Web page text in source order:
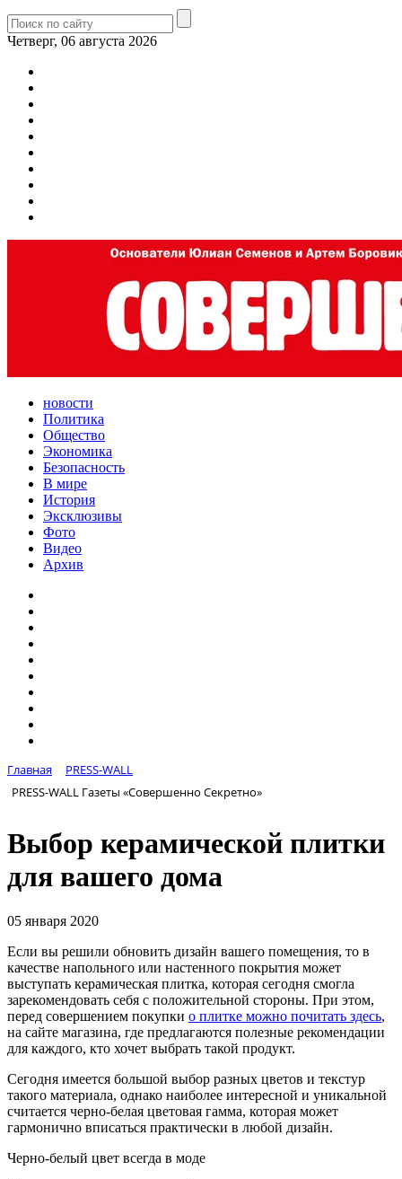
Четверг, 06 августа 2026
новости
Политика
Общество
Экономика
Безопасность
В мире
История
Эксклюзивы
Фото
Видео
Архив
Главная
PRESS-WALL
PRESS-WALL Газеты «Совершенно Секретно»
Выбор керамической плитки
для вашего дома
05 января 2020
Если вы решили обновить дизайн вашего помещения, то в
качестве напольного или настенного покрытия может
выступать керамическая плитка, которая сегодня смогла
зарекомендовать себя с положительной стороны. При этом,
перед совершением покупки о плитке можно почитать здесь,
на сайте магазина, где предлагаются полезные рекомендации
для каждого, кто хочет выбрать такой продукт.
Сегодня имеется большой выбор разных цветов и текстур
такого материала, однако наиболее интересной и уникальной
считается черно-белая цветовая гамма, которая может
гармонично вписаться практически в любой дизайн.
Черно-белый цвет всегда в моде